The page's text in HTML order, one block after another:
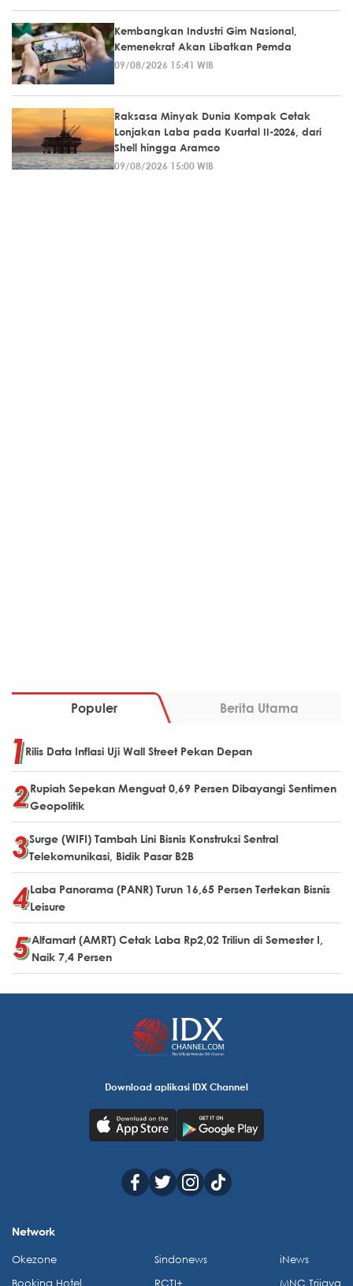
Kembangkan Industri Gim Nasional,
Kemenekraf Akan Libatkan Pemda
09/08/2026 15:41 WIB
Raksasa Minyak Dunia Kompak Cetak
Lonjakan Laba pada Kuartal II-2026, dari
Shell hingga Aramco
09/08/2026 15:00 WIB
Populer Berita Utama
Rilis Data Inflasi Uji Wall Street Pekan Depan
Rupiah Sepekan Menguat 0,69 Persen Dibayangi Sentimen
Geopolitik
Surge (WIFI) Tambah Lini Bisnis Konstruksi Sentral
Telekomunikasi, Bidik Pasar B2B
Laba Panorama (PANR) Turun 16,65 Persen Tertekan Bisnis
Leisure
Alfamart (AMRT) Cetak Laba Rp2,02 Triliun di Semester I,
Naik 7,4 Persen
Download aplikasi IDX Channel
Network
Okezone
Booking Hotel
Sindonews
RCTI+
iNews
MNC Trijaya